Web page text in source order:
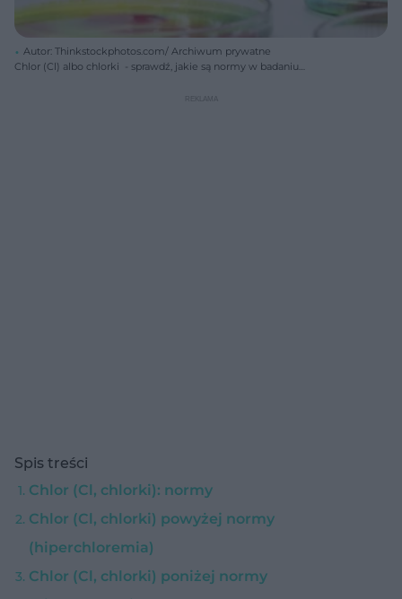
Autor: Thinkstockphotos.com/ Archiwum prywatne
Chlor (Cl) albo chlorki - sprawdź, jakie są normy w badaniu
Spis treści
Chlor (Cl, chlorki): normy
Chlor (Cl, chlorki) powyżej normy
(hiperchloremia)
Chlor (Cl, chlorki) poniżej normy